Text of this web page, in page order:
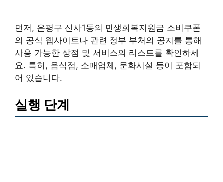
먼저, 은평구 신사1동의 민생회복지원금 소비쿠폰
의 공식 웹사이트나 관련 정부 부처의 공지를 통해
사용 가능한 상점 및 서비스의 리스트를 확인하세
요. 특히, 음식점, 소매업체, 문화시설 등이 포함되
어 있습니다.
실행 단계